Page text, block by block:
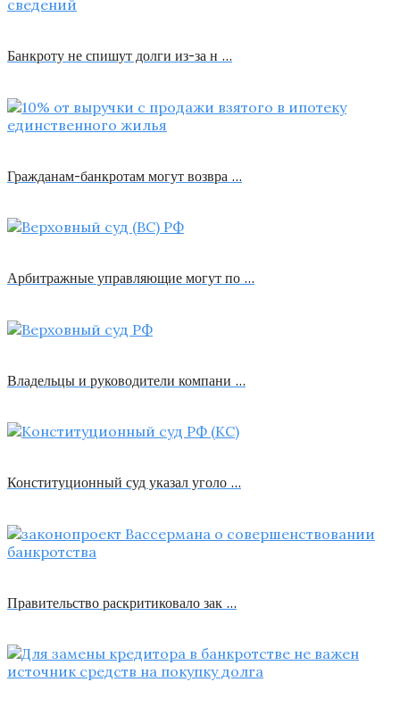
Банкроту не спишут долги из-за н …
Гражданам-банкротам могут возвра …
Арбитражные управляющие могут по …
Владельцы и руководители компани …
Конституционный суд указал уголо …
Правительство раскритиковало зак …